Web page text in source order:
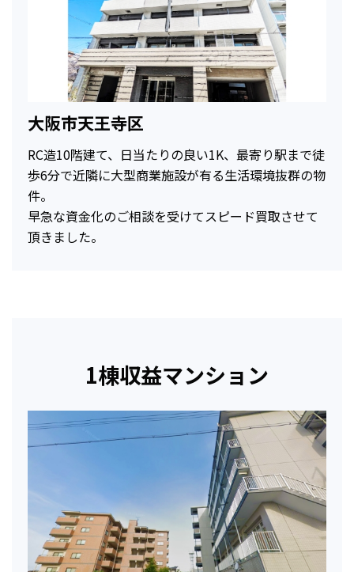
大阪市天王寺区
RC造10階建て、日当たりの良い1K、最寄り駅まで徒
歩6分で近隣に大型商業施設が有る生活環境抜群の物
件。
早急な資金化のご相談を受けてスピード買取させて
頂きました。
1棟収益マンション